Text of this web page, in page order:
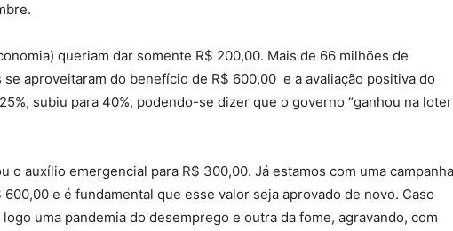
queriam dar somente R$ 200,00. Mais de 66 milhões de
aproveitaram do benefício de R$ 600,00 e a avaliação positiva do
subiu para 40%, podendo-se dizer que o governo “ganhou na
o auxílio emergencial para R$ 300,00. Já estamos com uma campanha
600,00 e é fundamental que esse valor seja aprovado de novo. Caso
uma pandemia do desemprego e outra da fome, agravando, com